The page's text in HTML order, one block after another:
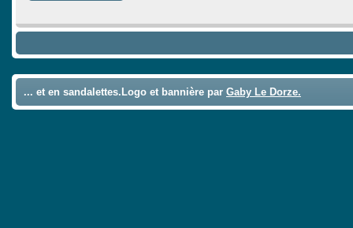
... et en sandalettes.Logo et bannière par Gaby Le Dorze.